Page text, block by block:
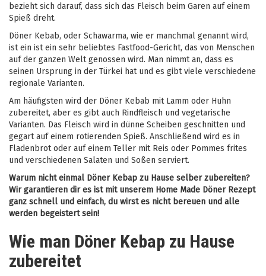
bezieht sich darauf, dass sich das Fleisch beim Garen auf einem
Spieß dreht.
Döner Kebab, oder Schawarma, wie er manchmal genannt wird,
ist ein ist ein sehr beliebtes Fastfood-Gericht, das von Menschen
auf der ganzen Welt genossen wird. Man nimmt an, dass es
seinen Ursprung in der Türkei hat und es gibt viele verschiedene
regionale Varianten.
Am häufigsten wird der Döner Kebab mit Lamm oder Huhn
zubereitet, aber es gibt auch Rindfleisch und vegetarische
Varianten. Das Fleisch wird in dünne Scheiben geschnitten und
gegart auf einem rotierenden Spieß. Anschließend wird es in
Fladenbrot oder auf einem Teller mit Reis oder Pommes frites
und verschiedenen Salaten und Soßen serviert.
Warum nicht einmal Döner Kebap zu Hause selber zubereiten?
Wir garantieren dir es ist mit unserem Home Made Döner Rezept
ganz schnell und einfach, du wirst es nicht bereuen und alle
werden begeistert sein!
Wie man Döner Kebap zu Hause
zubereitet